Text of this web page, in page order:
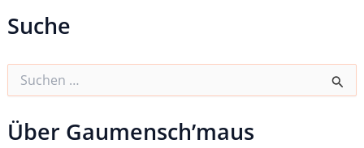
Suche
h
e
Über Gaumensch’maus